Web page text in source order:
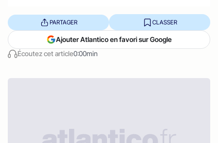
Écoutez cet article0:00min
PARTAGER CLASSER
Ajouter Atlantico en favori sur Google